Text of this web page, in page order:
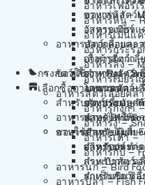
อาหารเฟอร์เ
อาหารหนู –
อาหารเม่นแ
อาหารกระร
อาหารลิง –
อาหารเมียร์แ
อาหารสัตว์เลี้อยคล
อาหารกิ้งก่า
อาหารงู –
อาหารเต่า –
อาหารกบ –
อาหารนก – Bird
อาหารปลา – Fish
อาหารลิง –
อาหารเมียร์แ
อาหารสัตว์เลี้อยคล
อาหารกิ้งก่า
อาหารงู –
อาหารเต่า –
อาหารกบ –
อาหารนก – Bird
อาหารปลา – Fish
อาหารปลา –
ของเล่นสัตว์เ
วัสดุรองกรง
ปลอกคอและ
เสื้อผ้าสัตว์เ
ของใช้สำหรับสัตว์เ
โดมนอนและ
ของประดับส
หลอดไฟให้ค
ของใช้สำหรับผู้เลี้ย
ผลิตภัณฑ์ทำค
กระเป๋าสัตว์
รถเข็นสัตว์เ
กรงสัตว์เลี้ยง – Pet
เลือกซื้อตามหมวดสัตว์เ
สำหรับสัตว์เลี้ยงลูก
สำหรับสุนัข –
สำหรับแมว –
สำหรับกระต่
สำหรับกระร
สำหรับชินชิล่